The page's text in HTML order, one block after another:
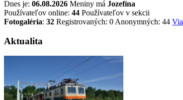
Dnes je: 06.08.2026 Meniny má Jozefína
Používateľov online: 44 Používateľov v sekcii
Fotogaléria: 32 Registrovaných: 0 Anonymných: 44
Aktualita